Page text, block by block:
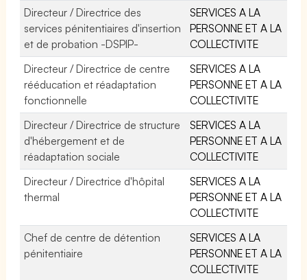
Directeur / Directrice des
services pénitentiaires d'insertion
et de probation -DSPIP-
SERVICES A LA
PERSONNE ET A LA
COLLECTIVITE
Directeur / Directrice de centre
rééducation et réadaptation
fonctionnelle
SERVICES A LA
PERSONNE ET A LA
COLLECTIVITE
Directeur / Directrice de structure
d'hébergement et de
réadaptation sociale
SERVICES A LA
PERSONNE ET A LA
COLLECTIVITE
Directeur / Directrice d'hôpital
thermal
SERVICES A LA
PERSONNE ET A LA
COLLECTIVITE
Chef de centre de détention
pénitentiaire
SERVICES A LA
PERSONNE ET A LA
COLLECTIVITE